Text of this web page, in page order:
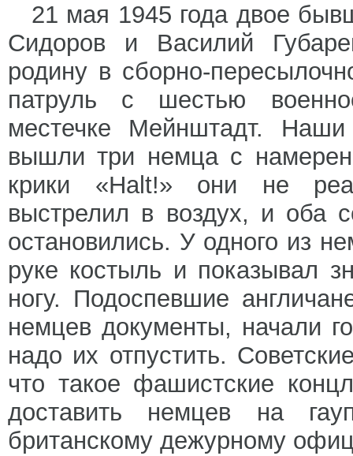
21 мая 1945 года двое
Сидоров и Василий
родину в сборно-
патруль с шестью
местечке Мейнштадт.
вышли три немца с
крики «Halt!» они не
выстрелил в воздух, и оба
остановились. У одного из
руке костыль и показывал
ногу. Подоспевшие
немцев документы, начали
надо их отпустить.
что такое фашистские
доставить немцев на
британскому дежурному